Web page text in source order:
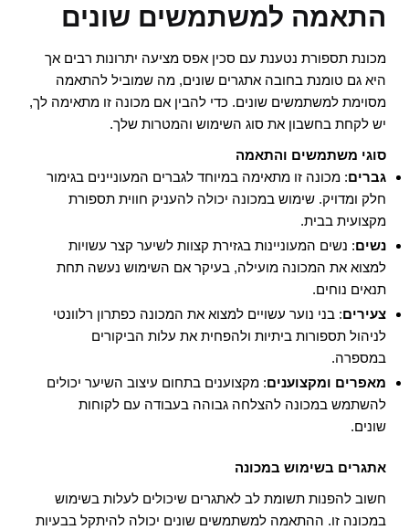
התאמה למשתמשים שונים
מכונת תספורת נטענת עם סכין אפס מציעה יתרונות רבים אך
היא גם טומנת בחובה אתגרים שונים, מה שמוביל להתאמה
מסוימת למשתמשים שונים. כדי להבין אם מכונה זו מתאימה לך,
יש לקחת בחשבון את סוג השימוש והמטרות שלך.
סוגי משתמשים והתאמה
גברים: מכונה זו מתאימה במיוחד לגברים המעוניינים בגימור
חלק ומדויק. שימוש במכונה יכולה להעניק חווית תספורת
מקצועית בבית.
נשים: נשים המעוניינות בגזירת קצוות לשיער קצר עשויות
למצוא את המכונה מועילה, בעיקר אם השימוש נעשה תחת
תנאים נוחים.
צעירים: בני נוער עשויים למצוא את המכונה כפתרון רלוונטי
לניהול תספורות ביתיות ולהפחית את עלות הביקורים
במספרה.
מאפרים ומקצוענים: מקצוענים בתחום עיצוב השיער יכולים
להשתמש במכונה להצלחה גבוהה בעבודה עם לקוחות
שונים.
אתגרים בשימוש במכונה
חשוב להפנות תשומת לב לאתגרים שיכולים לעלות בשימוש
במכונה זו. ההתאמה למשתמשים שונים יכולה להיתקל בבעיות